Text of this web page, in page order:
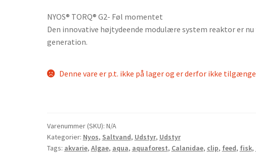
NYOS® TORQ® G2- Føl momentet
Den innovative højtydeende modulære system reaktor er
generation.
Denne vare er p.t. ikke på lager og er derfor ikke
Varenummer (SKU): N/A
Kategorier: Nyos, Saltvand, Udstyr, Udstyr
Tags: akvarie, Algae, aqua, aquaforest, Calanidae, clip, feed, fisk,